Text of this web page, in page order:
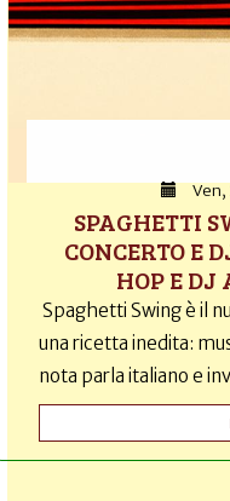
SPAGHETTI
CONCERTO E
HOP E DJ
Spaghetti Swing è il
una ricetta inedita:
nota parla italiano e